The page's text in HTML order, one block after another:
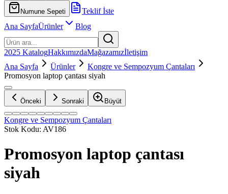
Numune Sepeti
Teklif İste
Ana SayfaÜrünler Blog
2025 KatalogHakkımızdaMağazamızİletişim
Ana Sayfa
Ürünler
Kongre ve Sempozyum Çantaları
Promosyon laptop çantası siyah
Önceki Sonraki Büyüt
Kongre ve Sempozyum Çantaları
Stok Kodu: AV186
Promosyon laptop çantası
siyah